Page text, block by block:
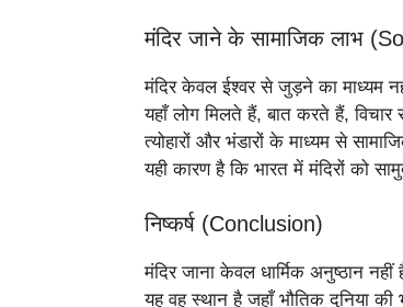
मंदिर जाने के सामाजिक लाभ
मंदिर केवल ईश्वर से जुड़ने का माध्यम
यहाँ लोग मिलते हैं, बात करते हैं,
त्योहारों और भंडारों के माध्यम से
यही कारण है कि भारत में मंदिरों को
निष्कर्ष (Conclusion)
मंदिर जाना केवल धार्मिक अनुष्ठान
यह वह स्थान है जहाँ भौतिक दुनिया